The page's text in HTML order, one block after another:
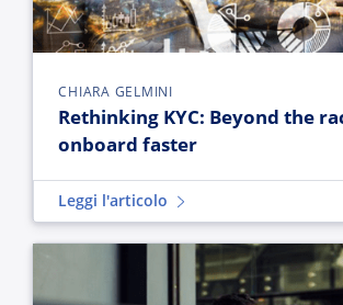
CHIARA GELMINI
Rethinking KYC: Beyond the
onboard faster
Leggi l'articolo
The real bottleneck in enterprise AI is